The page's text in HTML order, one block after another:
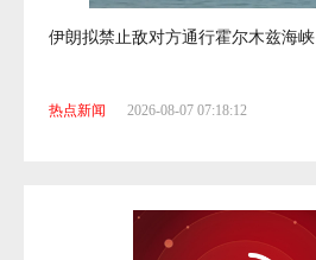
伊朗拟禁止敌对方通行霍尔木兹海峡
热点新闻 2026-08-07 07:18:12